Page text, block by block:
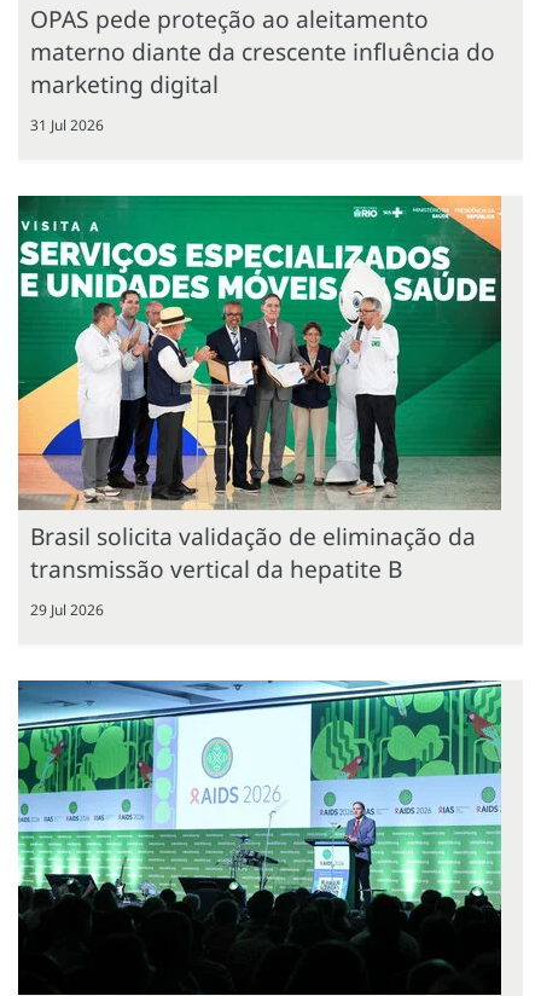
OPAS pede proteção ao aleitamento
materno diante da crescente influência do
marketing digital
31 Jul 2026
Brasil solicita validação de eliminação da
transmissão vertical da hepatite B
29 Jul 2026